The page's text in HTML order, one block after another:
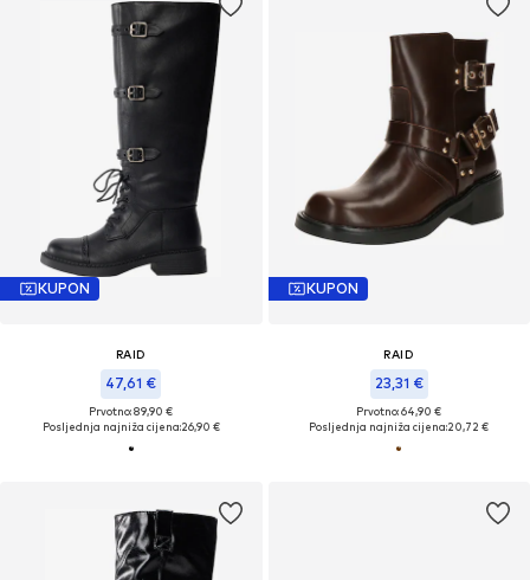
KUPON
RAID
47,61 €
Prvotno: 89,90 €
Posljednja najniža cijena:26,90 €
KUPON
RAID
23,31 €
Prvotno: 64,90 €
Posljednja najniža cijena:20,72 €